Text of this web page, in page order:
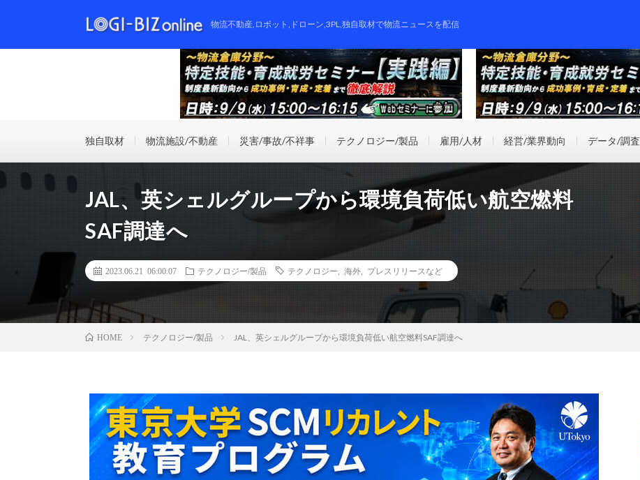
物流不動産,ロボット,ドローン,3PL,独自取材で物流ニュースを配信
独自取材 物流施設/不動産 災害/事故/不祥事 テクノロジー/製品 雇用/人材 経営/業界動向 データ/調査
JAL、英シェルグループから環境負荷低い航空燃料
SAF調達へ
2023.06.21 06:00:07 テクノロジー/製品 テクノロジー 海外 プレスリリースなど
HOME テクノロジー/製品 JAL、英シェルグループから環境負荷低い航空燃料SAF調達へ